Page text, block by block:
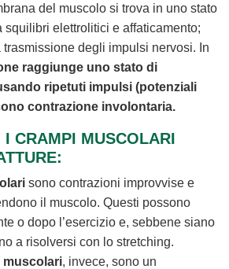
del muscolo si trova in uno stato
squilibri elettrolitici e affaticamento;
degli impulsi nervosi. In
raggiunge uno stato di
ripetuti impulsi (potenziali
contrazione involontaria.
I CRAMPI MUSCOLARI
sono contrazioni improvvise e
il muscolo. Questi possono
o dopo l’esercizio e, sebbene siano
a risolversi con lo stretching.
muscolari, invece, sono un